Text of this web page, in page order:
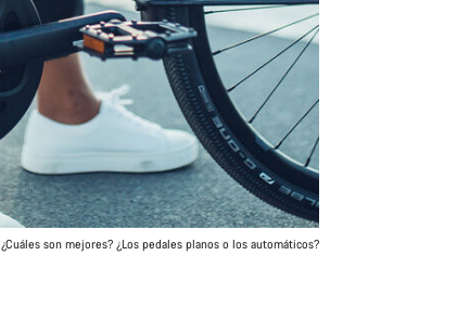
¿Cuáles son mejores? ¿Los pedales planos o los automáticos?